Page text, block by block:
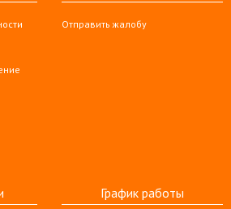
Отправить жалобу
График работы